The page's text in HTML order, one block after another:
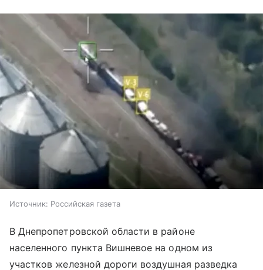
Источник: Российская газета
В Днепропетровской области в районе
населенного пункта Вишневое на одном из
участков железной дороги воздушная разведка